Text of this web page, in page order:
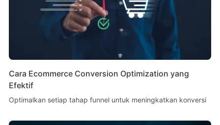
Cara Ecommerce Conversion Optimization yang
Efektif
Optimalkan setiap tahap funnel untuk meningkatkan konversi